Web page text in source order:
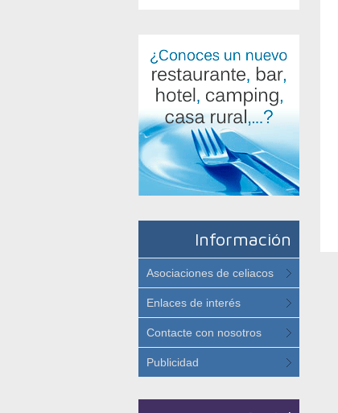
Información
Asociaciones de celiacos
Enlaces de interés
Contacte con nosotros
Publicidad